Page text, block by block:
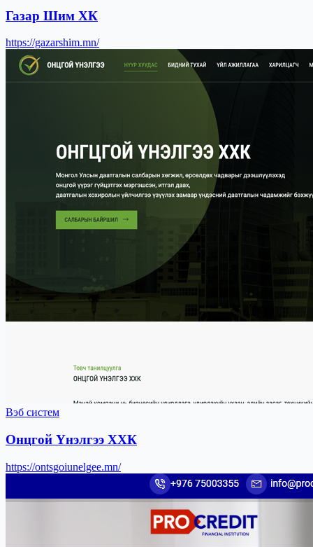
Газар Шим ХК
https://gazarshim.mn/
Вэб систем
Онцгой Үнэлгээ ХХК
https://ontsgoiunelgee.mn/